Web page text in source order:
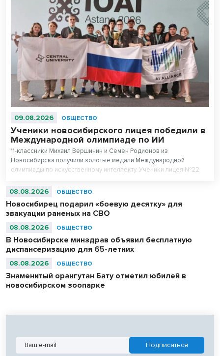
09.08.2026 ОБЩЕСТВО
Ученики новосибирского лицея победили в
Международной олимпиаде по ИИ
11-классники Михаил Вершинин и Семен Родионов из
Новосибирска получили золотые медали Международной
олимпиады по искусственному интеллекту. Ученики лицея №22
абсолютными чемпионами соревнований.
08.08.2026 ОБЩЕСТВО
Новосибирец подарил «боевую десятку» для
эвакуации раненых на СВО
08.08.2026 ОБЩЕСТВО
В Новосибирске минздрав объявил бесплатную
диспансеризацию для 65-летних
08.08.2026 ОБЩЕСТВО
Знаменитый орангутан Бату отметил юбилей в
новосибирском зоопарке